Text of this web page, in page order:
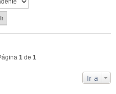
1 de 1
Ir a